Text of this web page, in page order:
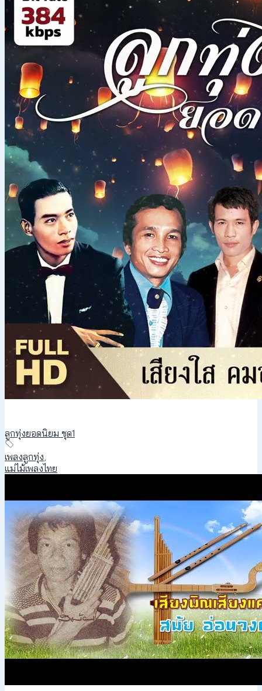
ลูกทุ่งยอดนิยม ชุด1
เพลงลูกทุ่ง,
แม่ไม้เพลงไทย